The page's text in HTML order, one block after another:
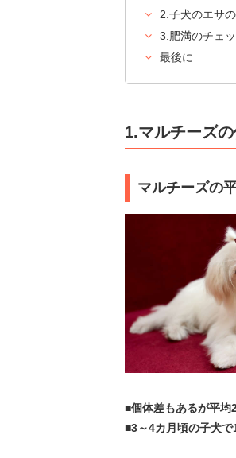
2.子犬のエサ
3.肥満のチェ
最後に
1.マルチーズ
マルチーズの
■個体差もあるが平
■3～4カ月頃の子犬